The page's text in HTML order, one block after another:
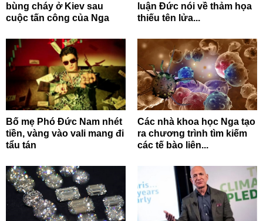
bùng cháy ở Kiev sau
cuộc tấn công của Nga
luận Đức nói về thảm họa
thiếu tên lửa...
Bố mẹ Phó Đức Nam nhét
tiền, vàng vào vali mang đi
tẩu tán
Các nhà khoa học Nga tạo
ra chương trình tìm kiếm
các tế bào liên...